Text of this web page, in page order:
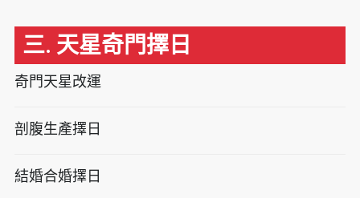
三. 天星奇門擇日
奇門天星改運
剖腹生產擇日
結婚合婚擇日